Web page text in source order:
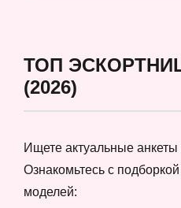
ТОП
(2026)
Ищете актуальные анкеты
Ознакомьтесь с
моделей: